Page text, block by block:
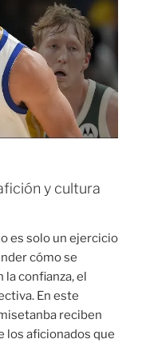
y cultura
es solo un ejercicio
cómo se
confianza, el
En este
reciben
los aficionados que